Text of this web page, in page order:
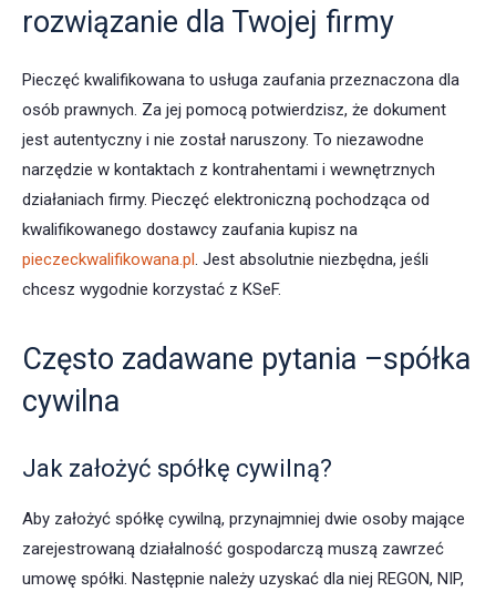
rozwiązanie dla Twojej firmy
Pieczęć kwalifikowana to usługa zaufania przeznaczona dla
osób prawnych. Za jej pomocą potwierdzisz, że dokument
jest autentyczny i nie został naruszony. To niezawodne
narzędzie w kontaktach z kontrahentami i wewnętrznych
działaniach firmy. Pieczęć elektroniczną pochodząca od
kwalifikowanego dostawcy zaufania kupisz na
pieczeckwalifikowana.pl . Jest absolutnie niezbędna, jeśli
chcesz wygodnie korzystać z KSeF.
Często zadawane pytania –spółka
cywilna
Jak założyć spółkę cywilną?
Aby założyć spółkę cywilną, przynajmniej dwie osoby mające
zarejestrowaną działalność gospodarczą muszą zawrzeć
umowę spółki. Następnie należy uzyskać dla niej REGON, NIP,